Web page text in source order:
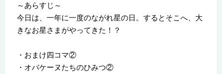
～あらすじ～
今日は、一年に一度のながれ星の日。するとそこへ、大
きなお星さまがやってきた！？
・おまけ四コマ②
・オバケーヌたちのひみつ②